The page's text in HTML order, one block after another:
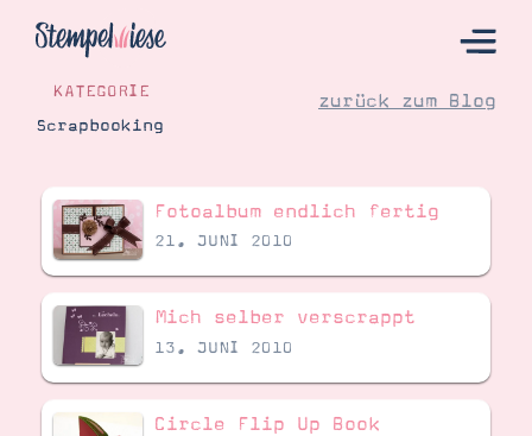
Hier Starten
Katalog
Bestellen
Kontakt
KATEGORIE
Scrapbooking
zurück zum Blog
Fotoalbum endlich fertig
21. JUNI 2010
Mich selber verscrappt
13. JUNI 2010
Circle Flip Up Book